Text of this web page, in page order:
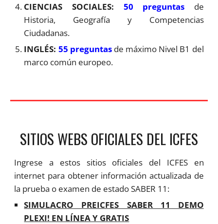
CIENCIAS SOCIALES: 50 preguntas de
Historia, Geografía y Competencias
Ciudadanas.
INGLÉS: 55 preguntasde máximo Nivel B1 del
marco común europeo.
SITIOS WEBS OFICIALES DEL ICFES
Ingrese a estos sitios oficiales del ICFES en
internet para obtener información actualizada de
la prueba o examen de estado SABER 11:
SIMULACRO PREICFES SABER 11 DEMO
PLEXI! EN LÍNEA Y GRATIS